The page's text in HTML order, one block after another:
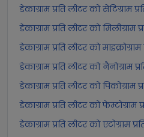
डेकाग्राम प्रति लीटर को सेंटिग्राम
डेकाग्राम प्रति लीटर को मिलीग्राम
डेकाग्राम प्रति लीटर को
डेकाग्राम प्रति लीटर को नैनोग्राम
डेकाग्राम प्रति लीटर को पिकोग्राम
डेकाग्राम प्रति लीटर को फेम्टोग्राम
डेकाग्राम प्रति लीटर को एटोग्राम